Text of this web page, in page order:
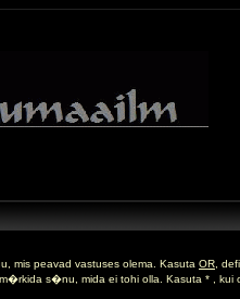
mis peavad vastuses olema. Kasuta OR ,
s�nu, mida ei tohi olla. Kasuta * , kui